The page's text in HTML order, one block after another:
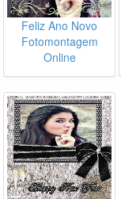
Feliz Ano Novo
Fotomontagem
Online